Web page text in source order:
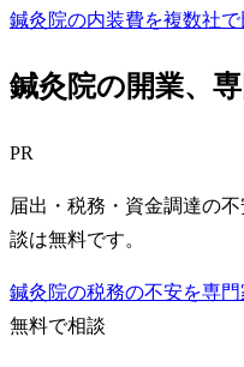
鍼灸院の内装費を複数社
鍼灸院の開業、
PR
届出・税務・資金調達の
談は無料です。
鍼灸院の税務の不安を専
無料で相談